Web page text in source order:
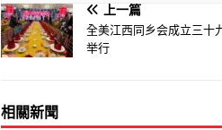
上一篇
全美江西同乡会成立三十
举行
相關新聞